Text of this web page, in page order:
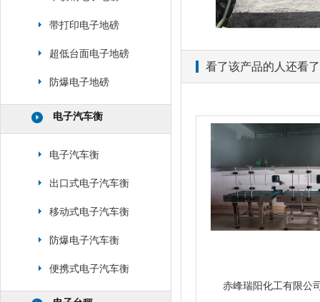
带打印电子地磅
超低台面电子地磅
防爆电子地磅
电子汽车衡
电子汽车衡
出口式电子汽车衡
移动式电子汽车衡
防爆电子汽车衡
便携式电子汽车衡
看了该产品的人还看了
赤峰瑞阳化工有限公